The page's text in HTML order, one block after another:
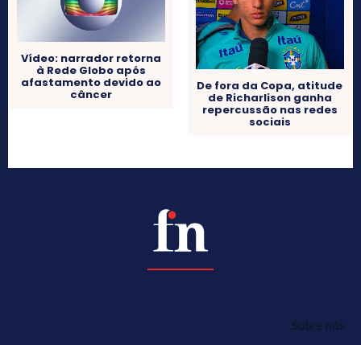
Vídeo: narrador retorna
à Rede Globo após
afastamento devido ao
câncer
De fora da Copa, atitude
de Richarlison ganha
repercussão nas redes
sociais
Sobre nós